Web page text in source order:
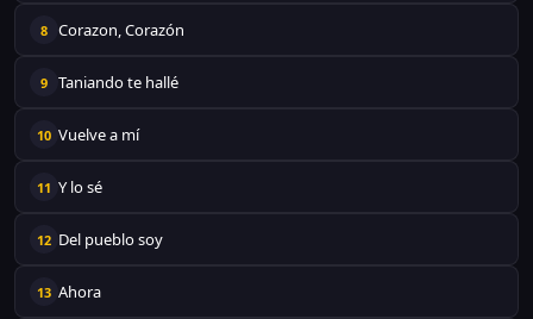
8 Corazon, Corazón
9 Taniando te hallé
10 Vuelve a mí
11 Y lo sé
12 Del pueblo soy
13 Ahora